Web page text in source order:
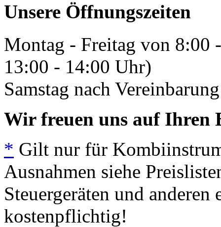
Unsere Öffnungszeiten
Montag - Freitag von 8:00
13:00 - 14:00 Uhr)
Samstag nach
Wir freuen uns auf Ihren
* Gilt nur für
Ausnahmen siehe
Steuergeräten und
kostenpflichtig!